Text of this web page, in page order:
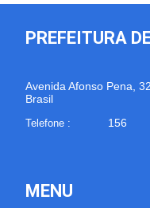
PREFEITURA
Avenida Afonso Pena,
Brasil
Telefone : 156
MENU